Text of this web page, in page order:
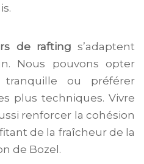
de rafting s’adaptent
Nous pouvons opter
ou préférer
plus techniques. Vivre
renforcer la cohésion
de la fraîcheur de la
de Bozel.